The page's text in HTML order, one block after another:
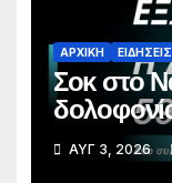
ΑΡΧΙΚΗ ΕΙΔΗΣΕΙΣ
Σοκ στο
δράστες
ΑΥΓ 3, 2026